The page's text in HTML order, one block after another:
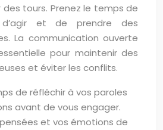
tours. Prenez le temps de
et de prendre des
La communication ouverte
pour maintenir des
et éviter les conflits.
de réfléchir à vos paroles
avant de vous engager.
et vos émotions de